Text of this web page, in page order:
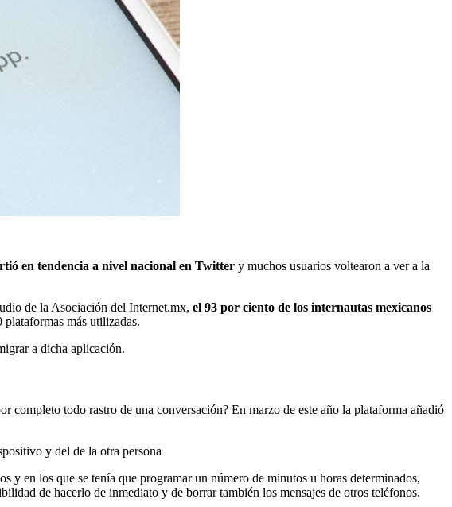
en tendencia a nivel nacional en Twitter y muchos usuarios voltearon a ver a la
de la Asociación del Internet.mx, el 93 por ciento de los internautas mexicanos
plataformas más utilizadas.
a dicha aplicación.
completo todo rastro de una conversación? En marzo de este año la plataforma añadió
y del de la otra persona
y en los que se tenía que programar un número de minutos u horas determinados,
de hacerlo de inmediato y de borrar también los mensajes de otros teléfonos.